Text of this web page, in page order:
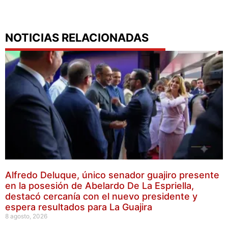
NOTICIAS RELACIONADAS
Alfredo Deluque, único senador guajiro presente
en la posesión de Abelardo De La Espriella,
destacó cercanía con el nuevo presidente y
espera resultados para La Guajira
8 agosto, 2026